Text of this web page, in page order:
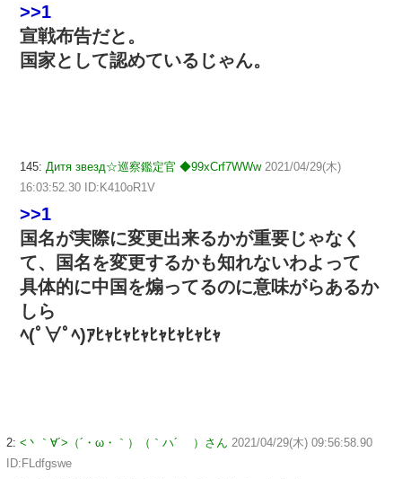
>>1
宣戦布告だと。
国家として認めているじゃん。
145: Дитя звезд☆巡察鑑定官 ◆99xCrf7WWw 2021/04/29(木)
16:03:52.30 ID:K410oR1V
>>1
国名が実際に変更出来るかが重要じゃなく
て、国名を変更するかも知れないわよって
具体的に中国を煽ってるのに意味がらあるか
しら
ﾍ(ﾟ∀ﾟﾍ)ｱﾋｬﾋｬﾋｬﾋｬﾋｬﾋｬﾋｬ
2: <丶｀∀´>（´・ω・｀）（｀ハ´ ）さん 2021/04/29(木) 09:56:58.90
ID:FLdfgswe